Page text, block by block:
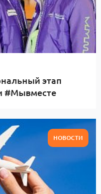
этап
#Мывместе
НОВОСТИ